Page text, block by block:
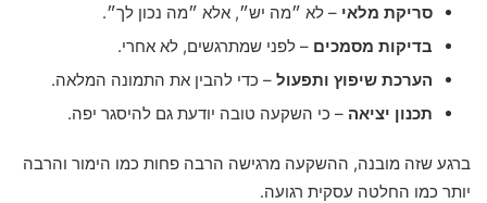
סריקת מלאי – לא ״מה יש״, אלא ״מה נכון לך״.
בדיקות מסמכים – לפני שמתרגשים, לא אחרי.
הערכת שיפוץ ותפעול – כדי להבין את התמונה המלאה.
תכנון יציאה – כי השקעה טובה יודעת גם להיסגר יפה.
ברגע שזה מובנה, ההשקעה מרגישה הרבה פחות כמו הימור והרבה
יותר כמו החלטה עסקית רגועה.